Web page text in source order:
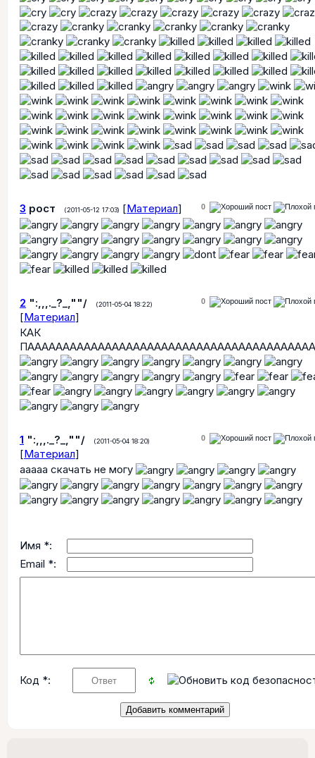
0
3 рост (2011-05-12 17:03) [Материал]
0
2 ":,,,._?_,""/ (2011-05-04 18:22)
[Материал]
КАК
0
1 ":,,,._?_,""/ (2011-05-04 18:20)
[Материал]
ааааа скачать не могу
Имя *:
Email *:
Код *: